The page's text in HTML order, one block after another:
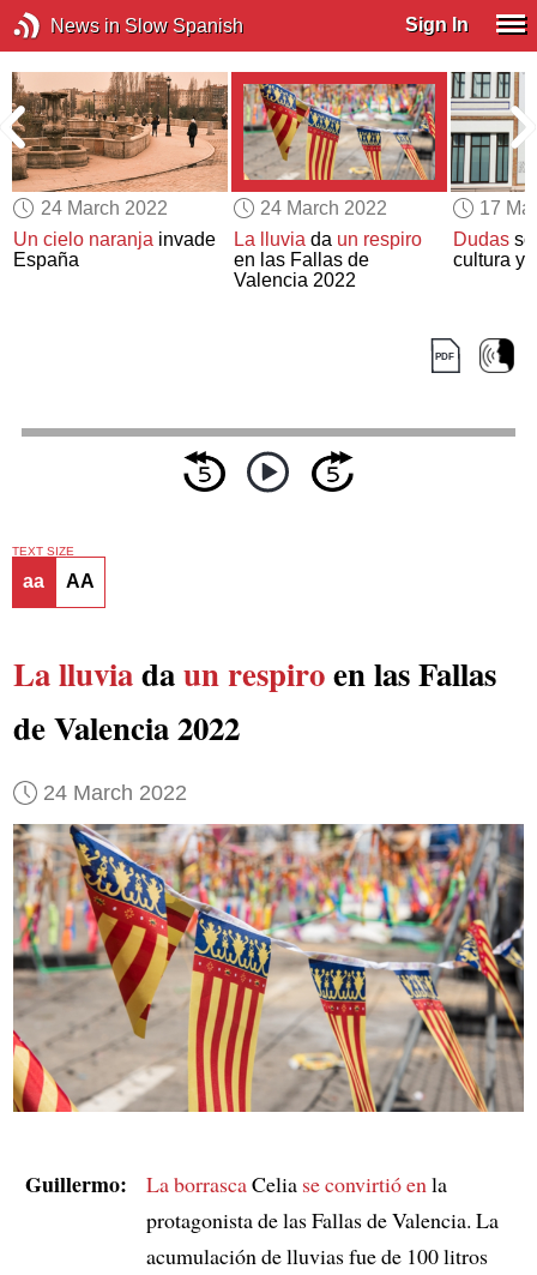
News in Slow Spanish Sign In
24 March 2022
Un cielo naranja invade
España
24 March 2022
La lluviada un respiro
en las Fallas de
Valencia 2022
17
Dudas
cultura y
TEXT SIZE
aa AA
La lluviadaun respiroen las Fallas
de Valencia 2022
24 March 2022
Guillermo: La borrascaCelia se convirtió en la
protagonista de las Fallas de Valencia. La
acumulación de lluvias fue de 100 litros